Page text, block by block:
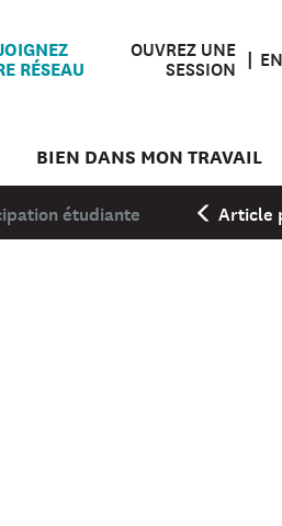
RÉSEAU
OUVREZ UNE
SESSION EN
BIEN DANS MON TRAVAIL
étudiante Article